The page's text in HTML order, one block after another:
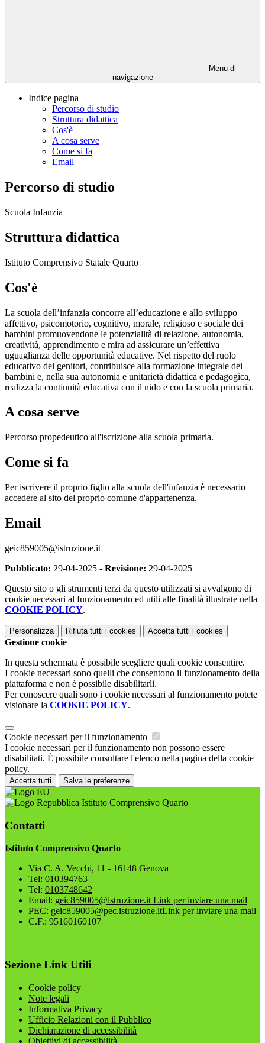
Menu di
navigazione
Indice pagina
Percorso di studio
Struttura didattica
Cos'è
A cosa serve
Come si fa
Email
Percorso di studio
Scuola Infanzia
Struttura didattica
Istituto Comprensivo Statale Quarto
Cos'è
La scuola dell’infanzia concorre all’educazione e allo sviluppo
affettivo, psicomotorio, cognitivo, morale, religioso e sociale dei
bambini promuovendone le potenzialità di relazione, autonomia,
creatività, apprendimento e mira ad assicurare un’effettiva
uguaglianza delle opportunità educative. Nel rispetto del ruolo
educativo dei genitori, contribuisce alla formazione integrale dei
bambini e, nella sua autonomia e unitarietà didattica e pedagogica,
realizza la continuità educativa con il nido e con la scuola primaria.
A cosa serve
Percorso propedeutico all'iscrizione alla scuola primaria.
Come si fa
Per iscrivere il proprio figlio alla scuola dell'infanzia è necessario
accedere al sito del proprio comune d'appartenenza.
Email
geic859005@istruzione.it
Pubblicato: 29-04-2025 - Revisione: 29-04-2025
Questo sito o gli strumenti terzi da questo utilizzati si avvalgono di
cookie necessari al funzionamento ed utili alle finalità illustrate nella
COOKIE POLICY.
Personalizza Rifiuta tutti i cookies Accetta tutti i cookies
Gestione cookie
In questa schermata è possibile scegliere quali cookie consentire.
I cookie necessari sono quelli che consentono il funzionamento della
piattaforma e non è possibile disabilitarli.
Per conoscere quali sono i cookie necessari al funzionamento potete
visionare la COOKIE POLICY.
Cookie necessari per il funzionamento
I cookie necessari per il funzionamento non possono essere
disabilitati. È possibile consultare l'elenco nella pagina della cookie
policy.
Accetta tutti Salva le preferenze
Istituto Comprensivo Quarto
Contatti
Istituto Comprensivo Quarto
Via C. A. Vecchi, 11 - 16148 Genova
Tel: 010394763
Tel: 0103748642
Email: geic859005@istruzione.itLink per inviare una mail
PEC: geic859005@pec.istruzione.itLink per inviare una mail
C.F.: 95160160107
Sezione Link Utili
Cookie policy
Note legali
Informativa Privacy
Ufficio Relazioni con il Pubblico
Dichiarazione di accessibilità
Obiettivi di accessibilità